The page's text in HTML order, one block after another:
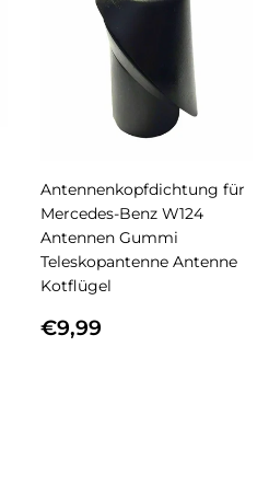
Antennenkopfdichtung für
Mercedes-Benz W124
Antennen Gummi
Teleskopantenne Antenne
Kotflügel
NORMALER
€9,99